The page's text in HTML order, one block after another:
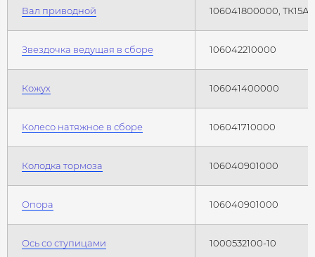
Вал приводной 106041800000,
Звездочка ведущая в сборе 106042210000
Кожух 106041400000
Колесо натяжное в сборе 106041710000
Колодка тормоза 106040901000
Опора 106040901000
Ось со ступицами 1000532100-10